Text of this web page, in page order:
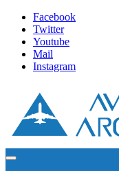
Facebook
Twitter
Youtube
Mail
Instagram